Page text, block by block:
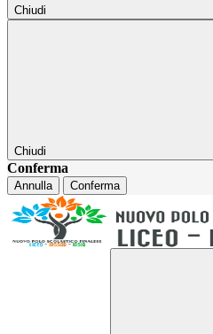
Chiudi
Chiudi
Conferma
Annulla Conferma